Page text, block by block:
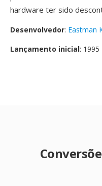
hardware ter sido
Desenvolvedor: Eastman
Lançamento inicial: 1995